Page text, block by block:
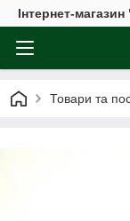
Інтернет-
Товари та